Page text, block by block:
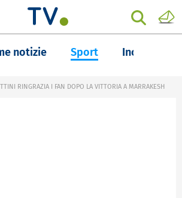
notizie Sport Inchieste
RINGRAZIA I FAN DOPO LA VITTORIA A MARRAKESH